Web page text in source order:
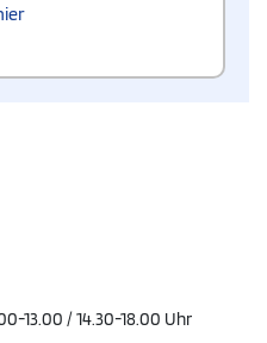
13.00 / 14.30-18.00 Uhr